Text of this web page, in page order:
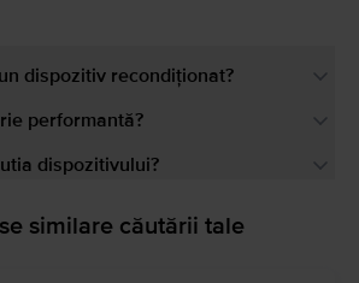
dispozitiv recondiționat?
performantă?
dispozitivului?
similare căutării tale